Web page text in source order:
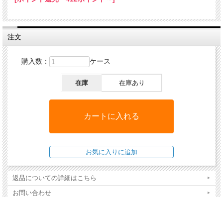
●ミネラルなどの栄養バランスを調整し尿量の増加を促
します
は、ストルバイト結石症の愛犬のために成分調整された
食事療法食です。マグネシウムとリンの含有量を制限
し、メチオニンなど尿pH値を酸性化する原材料を使用し
たレシピで、尿のpH値を弱酸性に維持します。また、ナ
トリウム含有量をやや高めに調整することで飲水量を確
の尿路からの排出を促します。
・この食事療法食の対象 - ストルバイト結石症
・使用が推奨されない病態等 - 生後12ヶ月未満の成長、
期妊娠授乳期、慢性腎不全/代謝性アシドーシス/心疾患、
膵炎、尿酸性化剤使用時、ストルバイト以外の尿石/結石
注文
購入数： ケース
在庫 在庫あり
返品についての詳細はこちら
お問い合わせ